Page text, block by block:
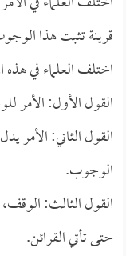
قرينة تثبت هذا
اختلف العلماء في هذه
القول الأول: الأمر
القول الثاني: الأمر
الوجوب.
القول الثالث:
حتى تأتي القرائن.